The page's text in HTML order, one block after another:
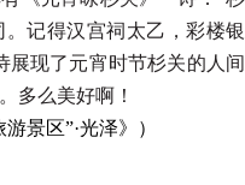
记得汉宫祠太乙，彩楼银
展现了元宵时节杉关的人间
多么美好啊！
景区”·光泽》）